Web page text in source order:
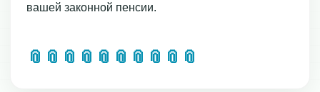
вашей законной пенсии.
📎 📎 📎 📎 📎 📎 📎 📎 📎 📎